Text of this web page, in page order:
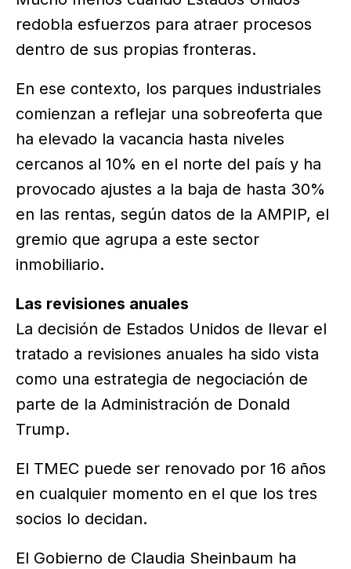
redobla esfuerzos para atraer procesos
dentro de sus propias fronteras.
En ese contexto, los parques industriales
comienzan a reflejar una sobreoferta que
ha elevado la vacancia hasta niveles
cercanos al 10% en el norte del país y ha
provocado ajustes a la baja de hasta 30%
en las rentas, según datos de la AMPIP, el
gremio que agrupa a este sector
inmobiliario.
Las revisiones anuales
La decisión de Estados Unidos de llevar el
tratado a revisiones anuales ha sido vista
como una estrategia de negociación de
parte de la Administración de Donald
Trump.
El TMEC puede ser renovado por 16 años
en cualquier momento en el que los tres
socios lo decidan.
El Gobierno de Claudia Sheinbaum ha